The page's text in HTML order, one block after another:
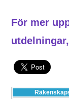
För mer